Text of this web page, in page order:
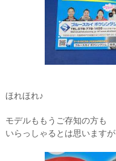
ほれほれ♪
モデルももうご存知の方も
いらっしゃるとは思いますが